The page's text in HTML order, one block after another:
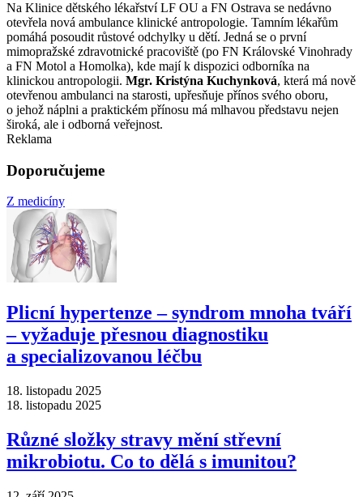
Na Klinice dětského lékařství LF OU a FN Ostrava se nedávno
otevřela nová ambulance klinické antropologie. Tamním lékařům
pomáhá posoudit růstové odchylky u dětí. Jedná se o první
mimopražské zdravotnické pracoviště (po FN Královské Vinohrady
a FN Motol a Homolka), kde mají k dispozici odborníka na
klinickou antropologii. Mgr. Kristýna Kuchynková, která má nově
otevřenou ambulanci na starosti, upřesňuje přínos svého oboru,
o jehož náplni a praktickém přínosu má mlhavou představu nejen
široká, ale i odborná veřejnost.
Reklama
Doporučujeme
Z medicíny
Plicní hypertenze –⁠ syndrom mnoha tváří
–⁠ vyžaduje přesnou diagnostiku
a specializovanou léčbu
18. listopadu 2025
18. listopadu 2025
Různé složky stravy mění střevní
mikrobiotu. Co to dělá s imunitou?